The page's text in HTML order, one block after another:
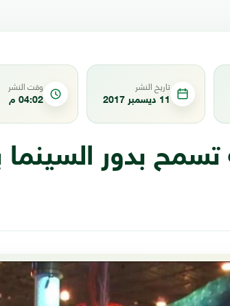
تاريخ النشر
11 ديسمبر 2017
وقت النشر
04:02 م
تسمح بدور